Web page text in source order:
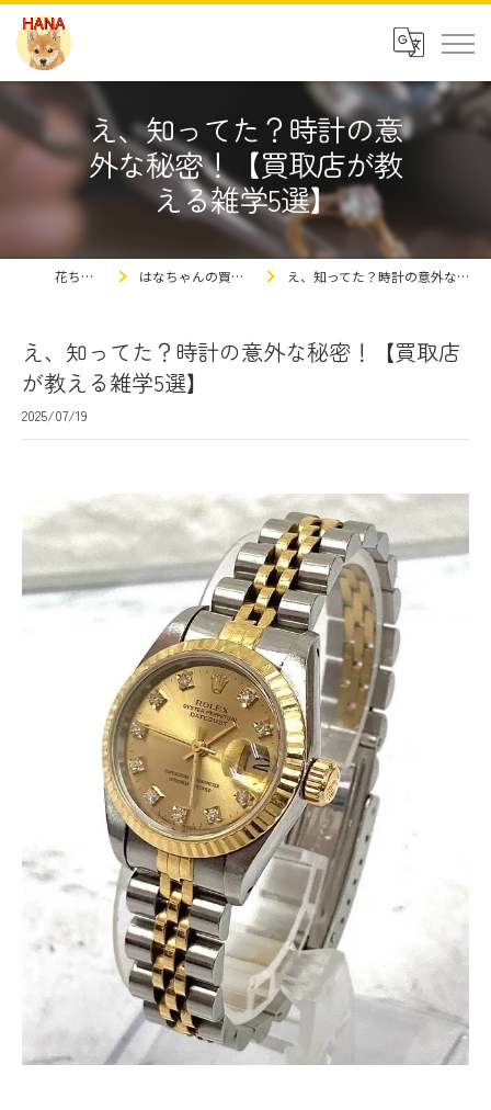
え、知ってた？時計の意
外な秘密！【買取店が教
える雑学5選】
花ちゃんの豆知識 はなちゃんの買取屋さんの豆知識ブログ え、知ってた？時計の意外な秘密！【買取店が教える雑学5選】
え、知ってた？時計の意外な秘密！【買取店
が教える雑学5選】
2025/07/19